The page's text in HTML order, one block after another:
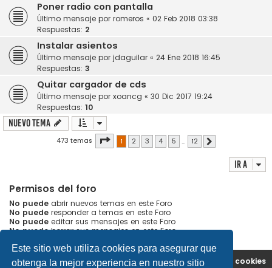
Este sitio web utiliza cookies para asegurar que
obtenga la mejor experiencia en nuestro sitio
Poner radio con pantalla
Último mensaje por romeros « 02 Feb 2018 03:38
Respuestas: 2
Instalar asientos
Último mensaje por jdaguilar « 24 Ene 2018 16:45
Respuestas: 3
Quitar cargador de cds
Último mensaje por xoancg « 30 Dic 2017 19:24
Respuestas: 10
Nuevo Tema
473 temas Página de 12
1 2 3 4 5 … 12
Ir a
Permisos del foro
No puede abrir nuevos temas en este Foro
No puede responder a temas en este Foro
No puede editar sus mensajes en este Foro
No puedeborrar sus mensajes en este Foro
Portal Índice general Borrar cookies
Contáctenos